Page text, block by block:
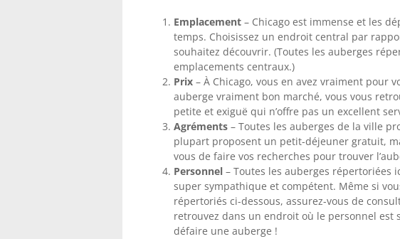
Emplacement – Chicago est immense et les
temps. Choisissez un endroit central par
souhaitez découvrir. (Toutes les auberges
emplacements centraux.)
Prix – À Chicago, vous en avez vraiment pour
auberge vraiment bon marché, vous vous
petite et exiguë qui n’offre pas un excellent
Agréments – Toutes les auberges de la ville
plupart proposent un petit-déjeuner gratuit,
vous de faire vos recherches pour trouver
Personnel – Toutes les auberges répertoriées
super sympathique et compétent. Même si
répertoriés ci-dessous, assurez-vous de
retrouvez dans un endroit où le personnel
défaire une auberge !